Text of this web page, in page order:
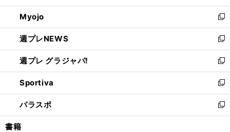
開
く
ウ
で
開
く
ン
ド
ウ
で
開
く
ウ
ィ
ン
ド
ウ
で
開
く
Myojo
新
し
い
ウ
ィ
ン
ド
ウ
で
開
週プレNEWS
新
し
い
ウ
ィ
ン
ド
ウ
週プレ グラジャパ!
新
し
い
ウ
ィ
ン
Sportiva
新
し
い
ウ
パラスポ
新
し
書籍